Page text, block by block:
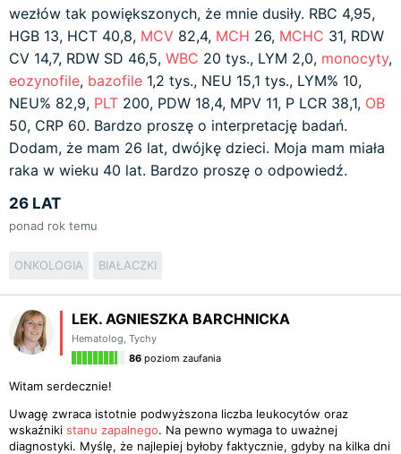
wezłów tak powiększonych, że mnie dusiły. RBC 4,95,
HGB 13, HCT 40,8, MCV 82,4, MCH 26, MCHC 31, RDW
CV 14,7, RDW SD 46,5, WBC 20 tys., LYM 2,0, monocyty,
eozynofile, bazofile 1,2 tys., NEU 15,1 tys., LYM% 10,
NEU% 82,9, PLT 200, PDW 18,4, MPV 11, P LCR 38,1, OB
50, CRP 60. Bardzo proszę o interpretację badań.
Dodam, że mam 26 lat, dwójkę dzieci. Moja mam miała
raka w wieku 40 lat. Bardzo proszę o odpowiedź.
26 LAT
ponad rok temu
ONKOLOGIA BIAŁACZKI
LEK. AGNIESZKA BARCHNICKA
Hematolog, Tychy
86 poziom zaufania
Witam serdecznie!
Uwagę zwraca istotnie podwyższona liczba leukocytów oraz
wskaźniki stanu zapalnego. Na pewno wymaga to uważnej
diagnostyki. Myślę, że najlepiej byłoby faktycznie, gdyby na kilka dni